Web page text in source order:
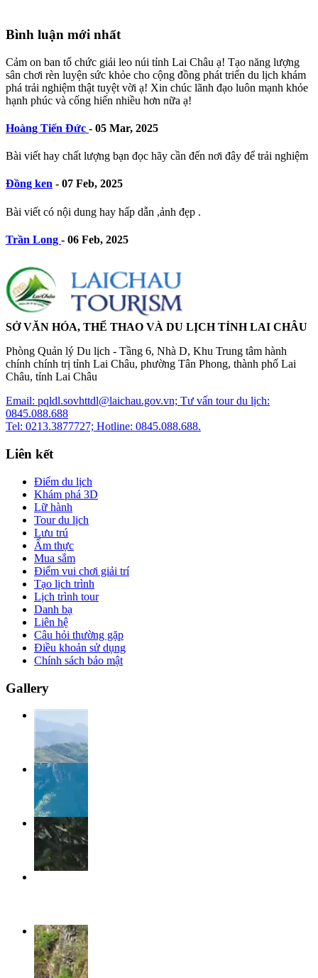
Bình luận mới nhất
Cảm on ban tổ chức giải leo núi tỉnh Lai Châu ạ! Tạo năng lượng
sân chơi rèn luyện sức khỏe cho cộng đồng phát triển du lịch khám
phá trải nghiệm thật tuyệt vời ạ! Xin chúc lãnh đạo luôn mạnh khỏe
hạnh phúc và cống hiến nhiều hơn nữa ạ!
Hoàng Tiến Đức - 05 Mar, 2025
Bài viết hay chất lượng bạn đọc hãy cần đến nơi đây để trải nghiệm
Đồng ken - 07 Feb, 2025
Bài viết có nội dung hay hấp dẫn ,ảnh đẹp .
Trần Long - 06 Feb, 2025
SỞ VĂN HÓA, THỂ THAO VÀ DU LỊCH TỈNH LAI CHÂU
Phòng Quản lý Du lịch - Tầng 6, Nhà D, Khu Trung tâm hành
chính chính trị tỉnh Lai Châu, phường Tân Phong, thành phố Lai
Châu, tỉnh Lai Châu
Email: pqldl.sovhttdl@laichau.gov.vn; Tư vấn tour du lịch:
0845.088.688
Tel: 0213.3877727; Hotline: 0845.088.688.
Liên kết
Điểm du lịch
Khám phá 3D
Lữ hành
Tour du lịch
Lưu trú
Ẩm thực
Mua sắm
Điểm vui chơi giải trí
Tạo lịch trình
Lịch trình tour
Danh bạ
Liên hệ
Câu hỏi thường gặp
Điều khoản sử dụng
Chính sách bảo mật
Gallery